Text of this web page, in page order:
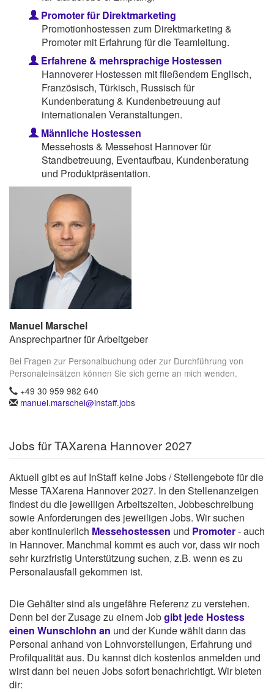
Promoter für Direktmarketing
Promotionhostessen zum Direktmarketing &
Promoter mit Erfahrung für die Teamleitung.
Erfahrene & mehrsprachige Hostessen
Hannoverer Hostessen mit fließendem Englisch,
Französisch, Türkisch, Russisch für
Kundenberatung & Kundenbetreuung auf
internationalen Veranstaltungen.
Männliche Hostessen
Messehosts & Messehost Hannover für
Standbetreuung, Eventaufbau, Kundenberatung
und Produktpräsentation.
Manuel Marschel
Ansprechpartner für Arbeitgeber
Bei Fragen zur Personalbuchung oder zur Durchführung von
Personaleinsätzen können Sie sich gerne an mich wenden.
+49 30 959 982 640
manuel.marschel@instaff.jobs
Jobs für TAXarena Hannover 2027
Aktuell gibt es auf InStaff keine Jobs / Stellengebote für die
Messe TAXarena Hannover 2027. In den Stellenanzeigen
findest du die jeweiligen Arbeitszeiten, Jobbeschreibung
sowie Anforderungen des jeweiligen Jobs. Wir suchen
aber kontinuierlich Messehostessen und Promoter- auch
in Hannover. Manchmal kommt es auch vor, dass wir noch
sehr kurzfristig Unterstützung suchen, z.B. wenn es zu
Personalausfall gekommen ist.
Die Gehälter sind als ungefähre Referenz zu verstehen.
Denn bei der Zusage zu einem Jobgibt jede Hostess
einen Wunschlohn an und der Kunde wählt dann das
Personal anhand von Lohnvorstellungen, Erfahrung und
Profilqualität aus. Du kannst dich kostenlos anmelden und
wirst dann bei neuen Jobs sofort benachrichtigt. Wir bieten
dir: